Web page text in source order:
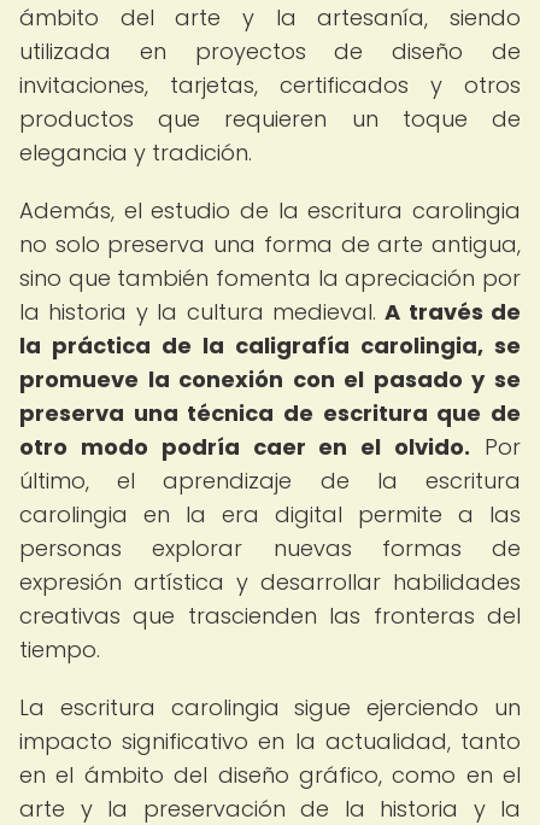
ámbito del arte y la artesanía, siendo
utilizada en proyectos de diseño de
invitaciones, tarjetas, certificados y otros
productos que requieren un toque de
elegancia y tradición.
Además, el estudio de la escritura carolingia
no solo preserva una forma de arte antigua,
sino que también fomenta la apreciación por
la historia y la cultura medieval.A través de
la práctica de la caligrafía carolingia, se
promueve la conexión con el pasado y se
preserva una técnica de escritura que de
otro modo podría caer en el olvido. Por
último, el aprendizaje de la escritura
carolingia en la era digital permite a las
personas explorar nuevas formas de
expresión artística y desarrollar habilidades
creativas que trascienden las fronteras del
tiempo.
La escritura carolingia sigue ejerciendo un
impacto significativo en la actualidad, tanto
en el ámbito del diseño gráfico, como en el
arte y la preservación de la historia y la